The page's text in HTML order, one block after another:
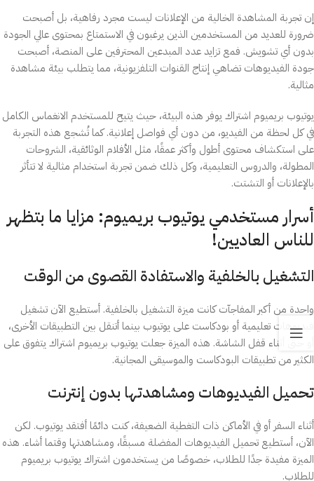
إن تجربة المشاهدة الخالية من الإعلانات ليست مجرد رفاهية، بل أصبحت
ضرورة للعديد من المستخدمين الذين يرغبون في الاستمتاع بمحتوى عالي الجودة
بدون أي تشويش. فمع تزايد عدد المبدعين المحترفين على المنصة، أصبحت
جودة الفيديوهات تضاهي إنتاج القنوات التلفزيونية، مما يتطلب بيئة مشاهدة
مثالية.
يوتيوب بريميوم اشتراك يوفر هذه البيئة، حيث يتيح للمستخدم الانغماس الكامل
في كل لحظة من الفيديو، من دون أي فواصل إعلانية. كما تُشجع هذه التجربة
على استكشاف محتوى أطول وأكثر عمقًا، مثل الأفلام الوثائقية، الشروحات
المطولة، والدروس التعليمية، وكل ذلك ضمن تجربة استخدام مثالية لا تتأثر
بالإعلانات أو التشتت.
أسرار مستخدمي يوتيوب بريميوم: مزايا ما بتظهر
للناس العاديين!
التشغيل بالخلفية والاستفادة القصوى من الوقت
واحدة من أكبر المفاجآت كانت ميزة التشغيل بالخلفية. أستطيع الآن تشغيل
فيديوهات تعليمية أو بودكاست على يوتيوب بينما أتنقل بين التطبيقات الأخرى،
أو حتى أثناء قفل الشاشة. هذه الميزة جعلت يوتيوب بريميوم اشتراك يتفوق على
الكثير من تطبيقات البودكاست والموسيقى المجانية.
تحميل الفيديوهات ومشاهدتها بدون إنترنت
أثناء السفر أو في الأماكن ذات التغطية الضعيفة، كنت دائمًا أفتقد يوتيوب. لكن
الآن، أستطيع تحميل الفيديوهات المفضلة مسبقًا، ومشاهدتها وقتما أشاء. هذه
الميزة مفيدة جدًا للطلاب، خصوصًا من يستخدمون اشتراك يوتيوب بريميوم
للطلاب.